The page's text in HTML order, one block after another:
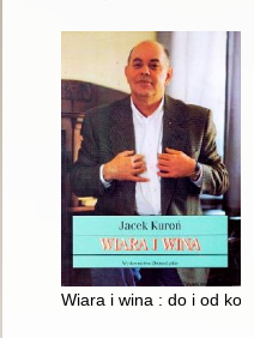
Wiara i wina : do i od